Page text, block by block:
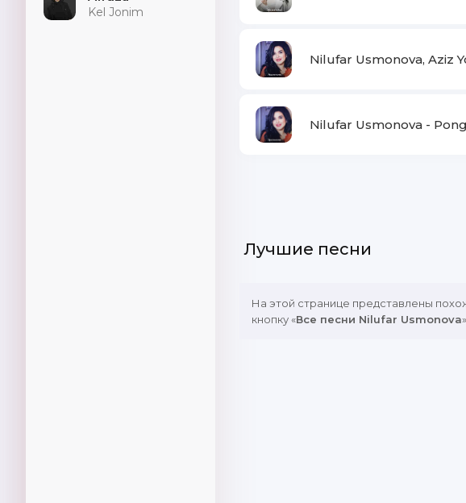
Kel Jonim
Nilufar Usmonova, Aziz
Nilufar Usmonova -
Лучшие песни
На этой странице представлены
кнопку «Все песни Nilufar Usmonova».